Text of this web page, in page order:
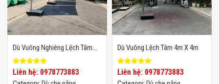
Dù Vuông Nghiêng Lệch Tâm
3x3 M
Liên hệ: 0978773883
Dù Vuông Lệch Tâm 4m X 4m
Liên hệ: 0978773883